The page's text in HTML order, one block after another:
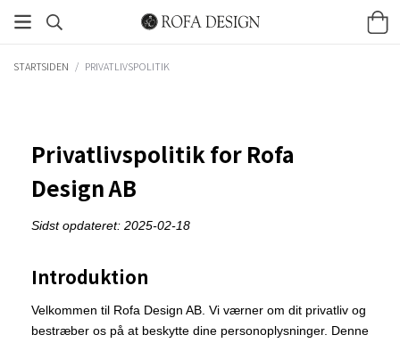
STARTSIDEN / PRIVATLIVSPOLITIK
Privatlivspolitik for Rofa
Design AB
Sidst opdateret: 2025-02-18
Introduktion
Velkommen til Rofa Design AB. Vi værner om dit privatliv og
bestræber os på at beskytte dine personoplysninger. Denne